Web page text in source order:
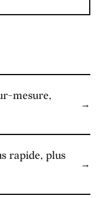
mesure,
→
rapide, plus
→